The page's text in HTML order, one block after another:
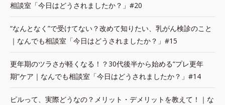
相談室「今日はどうされましたか？」#20
“なんとなく”で受けてない？改めて知りたい、乳がん検診のこと
｜なんでも相談室「今日はどうされましたか？」#15
更年期のツラさが軽くなる！？30代後半から始める“プレ更年
期”ケア｜なんでも相談室「今日はどうされましたか？」#14
ピルって、実際どうなの？メリット・デメリットを教えて！｜な